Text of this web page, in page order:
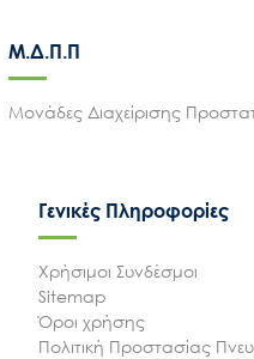
Μ.Δ.Π.Π
Μονάδες Διαχείρισης
Γενικές Πληροφορίες
Χρήσιμοι Συνδέσμοι
Sitemap
Όροι χρήσης
Πολιτική Προστασίας